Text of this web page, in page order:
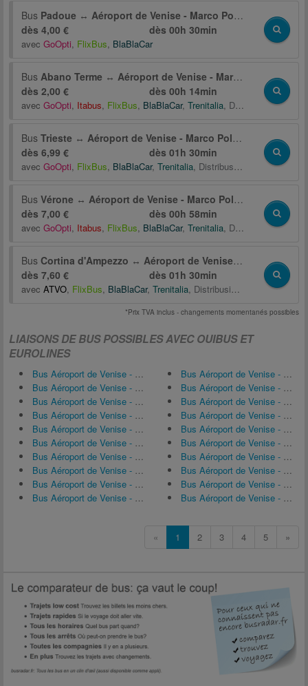
Bus Padoue ↔ Aéroport de Venise - Marco Polo (VCE)
dès 4,00 €
dès 00h 30min
avec GoOpti, FlixBus, BlaBlaCar
Bus Abano Terme ↔ Aéroport de Venise - Marco Polo (VCE)
dès 2,00 €
dès 00h 14min
avec GoOpti, Itabus, FlixBus, BlaBlaCar, Trenitalia, Distribusion
Bus Trieste ↔ Aéroport de Venise - Marco Polo (VCE)
dès 6,99 €
dès 01h 30min
avec GoOpti, FlixBus, BlaBlaCar, Trenitalia, Distribusion
Bus Vérone ↔ Aéroport de Venise - Marco Polo (VCE)
dès 7,00 €
dès 00h 58min
avec GoOpti, Itabus, FlixBus, BlaBlaCar, Trenitalia, Distribusion ,
Bus Cortina d'Ampezzo ↔ Aéroport de Venise - Marco Polo (VCE)
dès 7,60 €
dès 01h 30min
avec ATVO, FlixBus, BlaBlaCar, Trenitalia, Distribusion Cortina
*Prix TVA inclus - changements momentanés possibles
LIAISONS DE BUS POSSIBLES AVEC OUIBUS ET
EUROLINES
Bus Aéroport de Venise - Marco Polo (VCE) ↔ Padoue
Bus Aéroport de Venise - Marco Polo (VCE) ↔ Abano Terme
Bus Aéroport de Venise - Marco Polo (VCE) ↔ Trieste
Bus Aéroport de Venise - Marco Polo (VCE) ↔ Vérone
Bus Aéroport de Venise - Marco Polo (VCE) ↔ Cortina d'Ampezzo
Bus Aéroport de Venise - Marco Polo (VCE) ↔ Udine
Bus Aéroport de Venise - Marco Polo (VCE) ↔ Lido di Jesolo
Bus Aéroport de Venise - Marco Polo (VCE) ↔ Monfalcone
Bus Aéroport de Venise - Marco Polo (VCE) ↔ Vicence
Bus Aéroport de Venise - Marco Polo (VCE) ↔ Lignano Sabbiadoro
Bus Aéroport de Venise - Marco Polo (VCE) ↔ Mestre
Bus Aéroport de Venise - Marco Polo (VCE) ↔ Pordenone
Bus Aéroport de Venise - Marco Polo (VCE) ↔ Santa Lucia di Piave
Bus Aéroport de Venise - Marco Polo (VCE) ↔ Ljubljana
Bus Aéroport de Venise - Marco Polo (VCE) ↔ Montegrotto Terme
Bus Aéroport de Venise - Marco Polo (VCE) ↔ Ravenne
Bus Aéroport de Venise - Marco Polo (VCE) ↔ Caorle
Bus Aéroport de Venise - Marco Polo (VCE) ↔ Latisana
Bus Aéroport de Venise - Marco Polo (VCE) ↔ Portogruaro
Bus Aéroport de Venise - Marco Polo (VCE) ↔ Bibione
« 1 2 3 4 5 »